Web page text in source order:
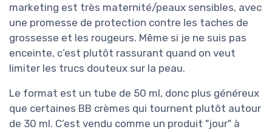
marketing est très maternité/peaux sensibles, avec
une promesse de protection contre les taches de
grossesse et les rougeurs. Même si je ne suis pas
enceinte, c’est plutôt rassurant quand on veut
limiter les trucs douteux sur la peau.
Le format est un tube de 50 ml, donc plus généreux
que certaines BB crèmes qui tournent plutôt autour
de 30 ml. C’est vendu comme un produit "jour" à